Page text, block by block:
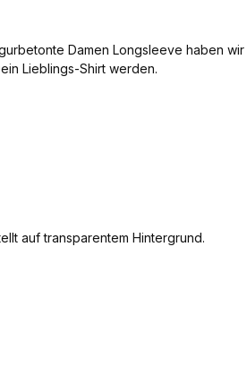
Damen Longsleeve haben wir
Lieblings-Shirt werden.